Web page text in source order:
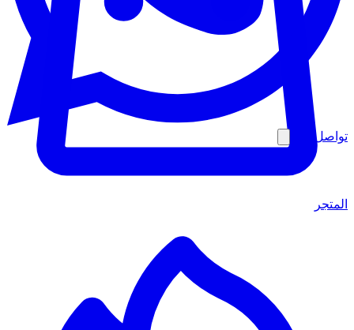
تواصل معنا
المتجر